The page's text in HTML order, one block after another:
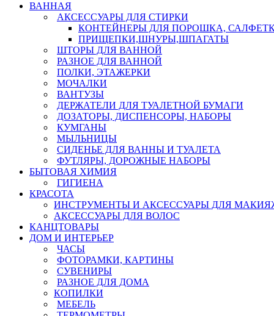
ВАННАЯ
АКСЕССУАРЫ ДЛЯ СТИРКИ
КОНТЕЙНЕРЫ ДЛЯ ПОРОШКА,
ПРИЩЕПКИ,ШНУРЫ,ШПАГАТЫ
ШТОРЫ ДЛЯ ВАННОЙ
РАЗНОЕ ДЛЯ ВАННОЙ
ПОЛКИ, ЭТАЖЕРКИ
МОЧАЛКИ
ВАНТУЗЫ
ДЕРЖАТЕЛИ ДЛЯ ТУАЛЕТНОЙ БУМАГИ
ДОЗАТОРЫ, ДИСПЕНСОРЫ, НАБОРЫ
КУМГАНЫ
МЫЛЬНИЦЫ
СИДЕНЬЕ ДЛЯ ВАННЫ И ТУАЛЕТА
ФУТЛЯРЫ, ДОРОЖНЫЕ НАБОРЫ
БЫТОВАЯ ХИМИЯ
ГИГИЕНА
КРАСОТА
ИНСТРУМЕНТЫ И АКСЕССУАРЫ ДЛЯ
АКСЕССУАРЫ ДЛЯ ВОЛОС
КАНЦТОВАРЫ
ДОМ И ИНТЕРЬЕР
ЧАСЫ
ФОТОРАМКИ, КАРТИНЫ
СУВЕНИРЫ
РАЗНОЕ ДЛЯ ДОМА
КОПИЛКИ
МЕБЕЛЬ